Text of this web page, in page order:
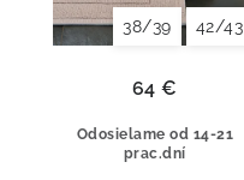
38/39 42/43
Odosielame od 14-21
prac.dní
64 €